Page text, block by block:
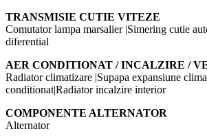
TRANSMISIE CUTIE VITEZE
Comutator lampa marsalier |Simering cutie
diferential
AER CONDITIONAT / INCALZIRE /
Radiator climatizare |Supapa expansiune
conditionat|Radiator incalzire interior
COMPONENTE ALTERNATOR
Alternator